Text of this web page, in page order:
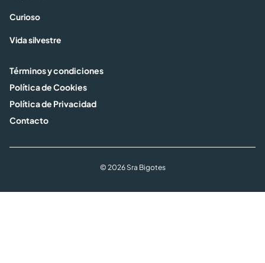
Curioso
Vida silvestre
Términos y condiciones
Política de Cookies
Política de Privacidad
Contacto
© 2026 Sra Bigotes